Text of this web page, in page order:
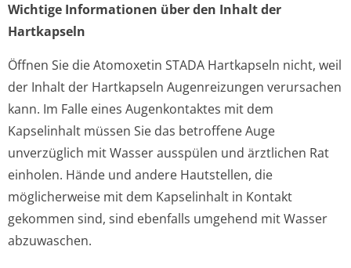
Wichtige Informationen über den Inhalt der
Hartkapseln
Öffnen Sie die Atomoxetin STADA Hartkapseln nicht, weil
der Inhalt der Hartkapseln Augenreizungen verursachen
kann. Im Falle eines Augenkontaktes mit dem
Kapselinhalt müssen Sie das betroffene Auge
unverzüglich mit Wasser ausspülen und ärztlichen Rat
einholen. Hände und andere Hautstellen, die
möglicherweise mit dem Kapselinhalt in Kontakt
gekommen sind, sind ebenfalls umgehend mit Wasser
abzuwaschen.